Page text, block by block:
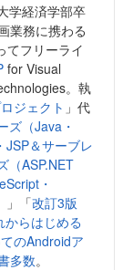
学経済学部卒
業務に携わる
てフリーライ
for Visual
。執
ジェクト 」代
ズ（Java・
JSP＆サーブレ
（ASP.NET
・
」「改訂3版
からはじめる
のAndroidア
多数。